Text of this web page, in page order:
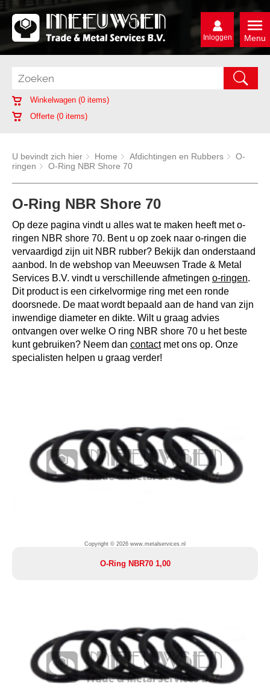
Menu
Inloggen
Winkelwagen (0 items)
Offerte (0 items)
U bevindt zich hier Home Afdichtingen en Rubbers
O-
ringen
O-Ring NBR Shore 70
O-Ring NBR Shore 70
Op deze pagina vindt u alles wat te maken heeft met o-
ringen NBR shore 70. Bent u op zoek naar o-ringen die
vervaardigd zijn uit NBR rubber? Bekijk dan onderstaand
aanbod. In de webshop van Meeuwsen Trade & Metal
Services B.V. vindt u verschillende afmetingen o-ringen.
Dit product is een cirkelvormige ring met een ronde
doorsnede. De maat wordt bepaald aan de hand van zijn
inwendige diameter en dikte. Wilt u graag advies
ontvangen over welke O ring NBR shore 70 u het beste
kunt gebruiken? Neem dan contactmet ons op. Onze
specialisten helpen u graag verder!
Copyright © 2026 www.metalservices.nl
O-Ring NBR70 1,00